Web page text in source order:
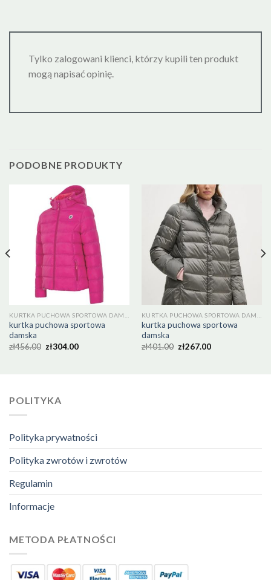
Tylko zalogowani klienci, którzy kupili ten produkt
mogą napisać opinię.
PODOBNE PRODUKTY
kurtka puchowa sportowa
damska
zł456.00 zł304.00
kurtka puchowa sportowa
damska
zł401.00 zł267.00
POLITYKA
Polityka prywatności
Polityka zwrotów i zwrotów
Regulamin
Informacje
METODA PŁATNOŚCI